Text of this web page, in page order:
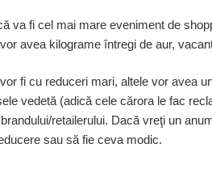
va fi cel mai mare eveniment de
avea kilograme întregi de aur,
fi cu reduceri mari, altele vor avea
vedetă (adică cele cărora le fac
retailerului. Dacă vreţi un
sau să fie ceva modic.